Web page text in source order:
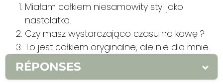
Miałam całkiem niesamowity styl jako
nastolatka.
Czy masz wystarczająco czasu na kawę ?
To jest całkiem oryginalne, ale nie dla mnie.
RÉPONSES